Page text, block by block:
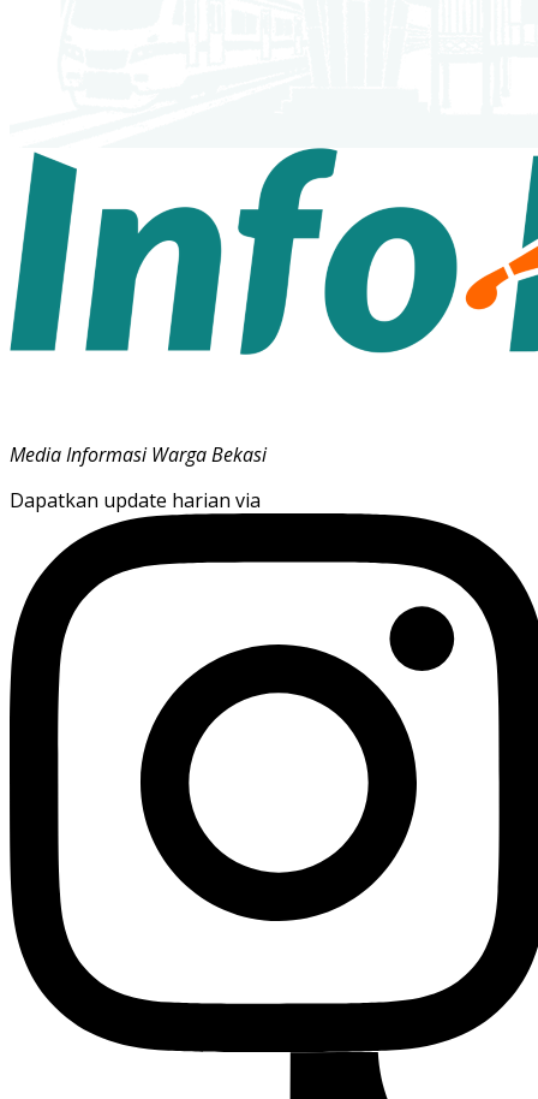
Media Informasi Warga Bekasi
Dapatkan update harian via